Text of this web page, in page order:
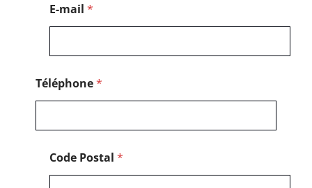
E-mail *
Téléphone*
Code Postal *